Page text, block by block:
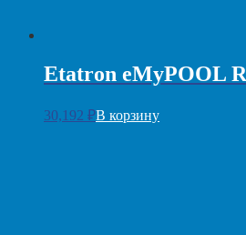
Etatron eMyPOOL
30,192 ₽В корзину